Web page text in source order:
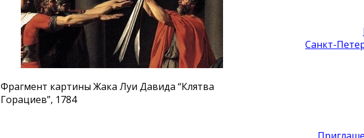
Фрагмент картины Жака Луи Давида “Клятва
Горациев”, 1784
Санкт-